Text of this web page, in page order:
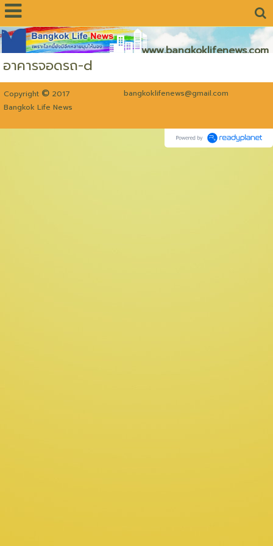
www.bangkoklifenews.com
อาคารจอดรถ-d
Copyright © 2017
bangkoklifenews@gmail.com
Bangkok Life News